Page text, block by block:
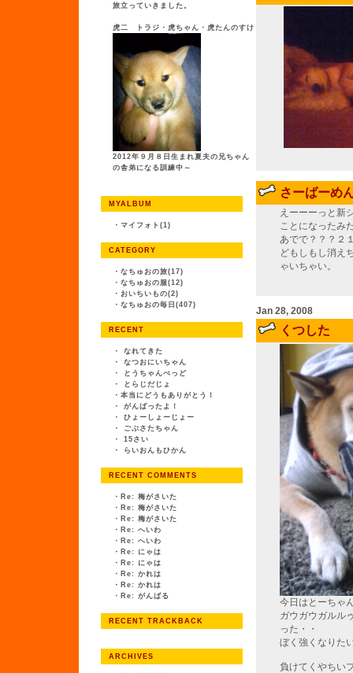
旅立っていきました。
虎二 トラジ・虎ちゃん・虎たんのすけ
2012年９月８日生まれ夏夫の兄ちゃん
の舎弟になる訓練中～
MYALBUM
・ マイフォト(1)
CATEGORY
・ なちゅおの旅(17)
・ なちゅおの服(12)
・ おいちいもの(2)
・ なちゅおの毎日(407)
RECENT
・
なれてきた
・
なつおにいちゃん
・
とうちゃんべっど
・
とらじだじょ
・ 本当にどうもありがとう！
・
がんばったよ！
・
ひょーしょーじょー
・
ごぶさたちゃん
・
15さい
・
らいおんもひかん
RECENT COMMENTS
・ Re: 梅がさいた
・ Re: 梅がさいた
・ Re: 梅がさいた
・ Re: へいわ
・ Re: へいわ
・ Re: にゃは
・ Re: にゃは
・ Re: かれは
・ Re: かれは
・ Re: がんばる
RECENT TRACKBACK
ARCHIVES
さーばーめ
えーーーっと新
ことになったみ
あでで？？？２
どもしもし消え
ゃいちゃい。
Jan 28, 2008
くつした
今日はとーちゃ
ガウガウガルル
った・・
ぼく強くなりた
負けてくやちい